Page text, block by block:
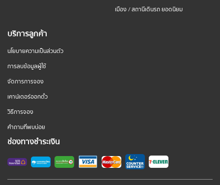
เมือง / สถานีเดินรถ ยอดนิยม
บริการลูกค้า
นโยบายความเป็นส่วนตัว
การลบข้อมูลผู้ใช้
จัดการการจอง
เคาน์เตอร์ออกตั๋ว
วิธีการจอง
คำถามที่พบบ่อย
ช่องทางชำระเงิน